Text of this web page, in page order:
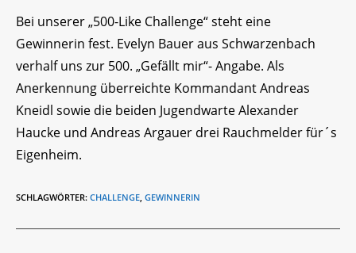
Bei unserer „500-Like Challenge“ steht eine
Gewinnerin fest. Evelyn Bauer aus Schwarzenbach
verhalf uns zur 500. „Gefällt mir“- Angabe. Als
Anerkennung überreichte Kommandant Andreas
Kneidl sowie die beiden Jugendwarte Alexander
Haucke und Andreas Argauer drei Rauchmelder für´s
Eigenheim.
SCHLAGWÖRTER: CHALLENGE GEWINNERIN